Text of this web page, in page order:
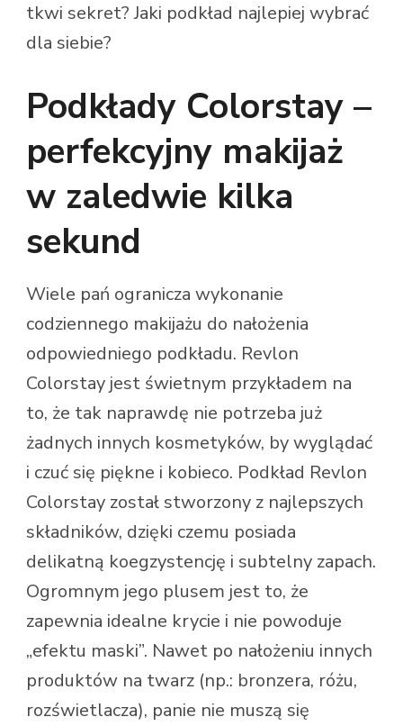
tkwi sekret? Jaki podkład najlepiej wybrać
dla siebie?
Podkłady Colorstay –
perfekcyjny makijaż
w zaledwie kilka
sekund
Wiele pań ogranicza wykonanie
codziennego makijażu do nałożenia
odpowiedniego podkładu. Revlon
Colorstay jest świetnym przykładem na
to, że tak naprawdę nie potrzeba już
żadnych innych kosmetyków, by wyglądać
i czuć się piękne i kobieco. Podkład Revlon
Colorstay został stworzony z najlepszych
składników, dzięki czemu posiada
delikatną koegzystencję i subtelny zapach.
Ogromnym jego plusem jest to, że
zapewnia idealne krycie i nie powoduje
„efektu maski”. Nawet po nałożeniu innych
produktów na twarz (np.: bronzera, różu,
rozświetlacza), panie nie muszą się